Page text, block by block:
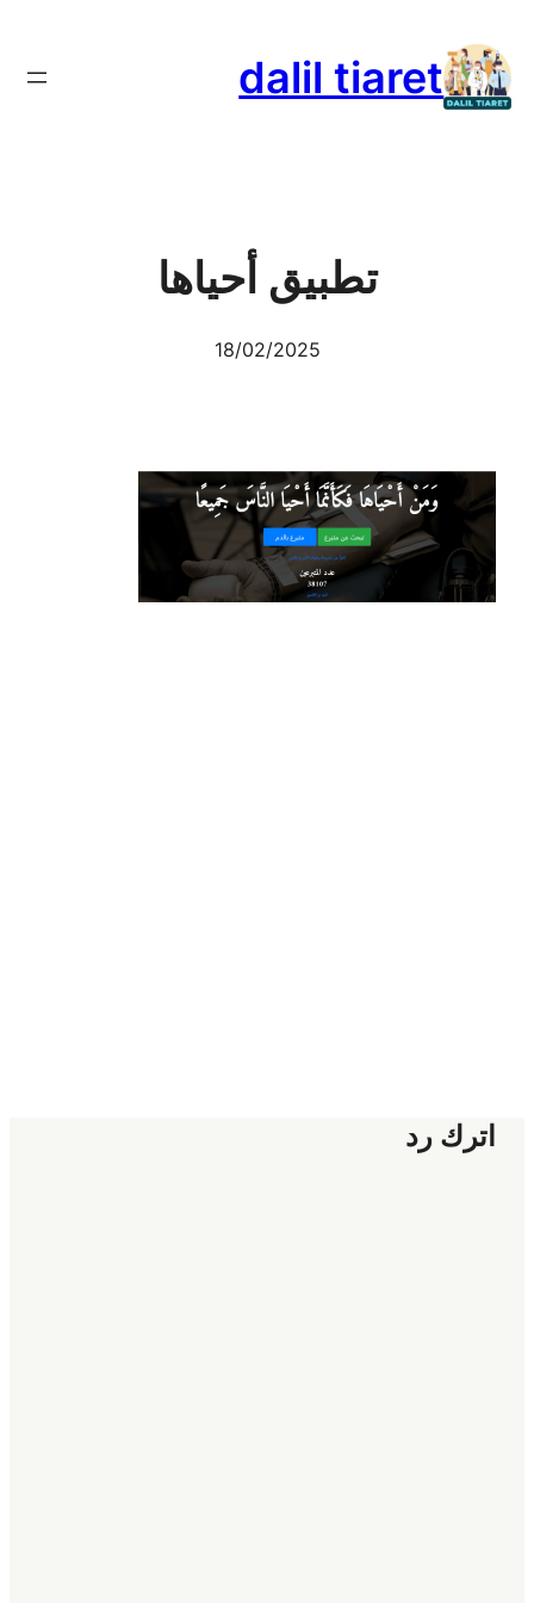
إلى
المحتوى
dalil tiaret
تطبيق أحياها
18/02/2025
اترك رد